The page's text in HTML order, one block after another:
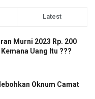
Latest
Murni 2023 Rp. 200
Uang Itu ???
Oknum Camat